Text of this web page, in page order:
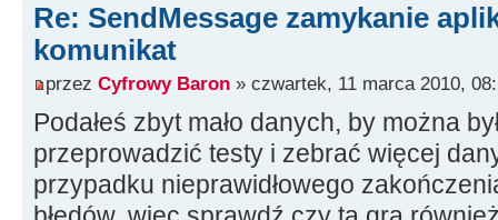
Re: SendMessage zamykanie
komunikat
przez Cyfrowy Baron » czwartek, 11 marca 2010,
Podałeś zbyt mało danych, by można
przeprowadzić testy i zebrać więcej
przypadku nieprawidłowego